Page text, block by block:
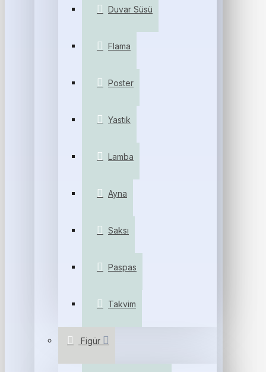
Duvar Süsü
Flama
Poster
Yastık
Lamba
Ayna
Saksı
Paspas
Takvim
Figür